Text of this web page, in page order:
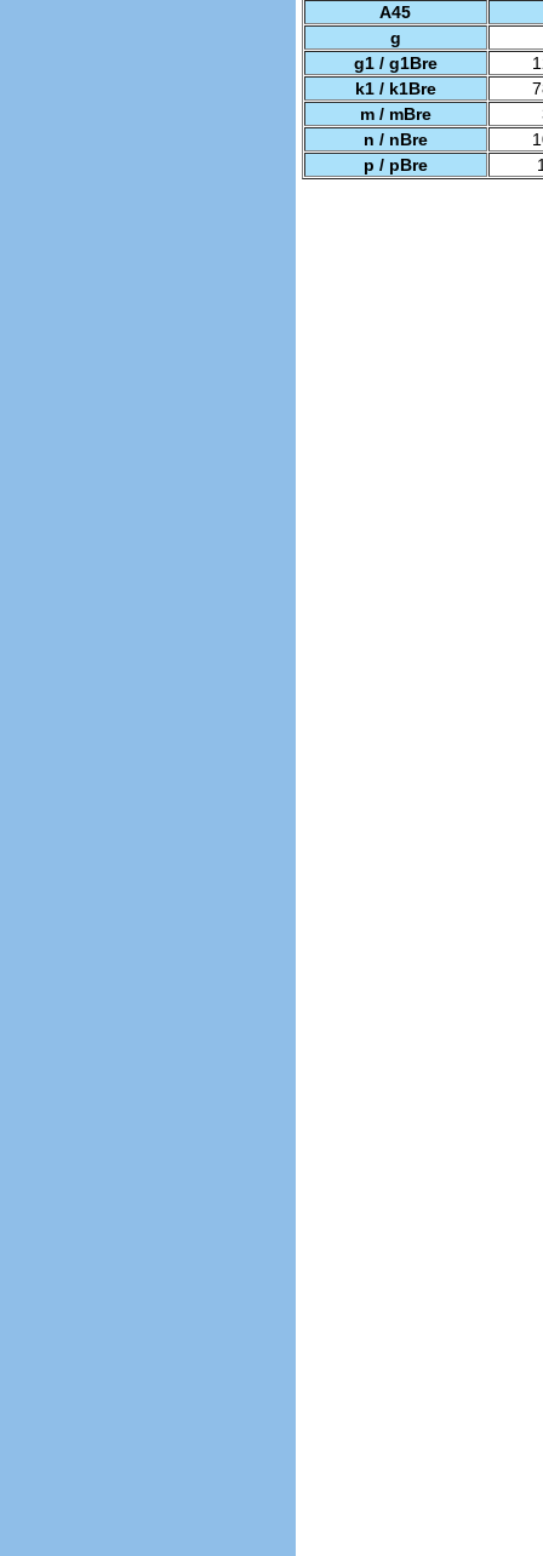
A45
g
g1 / g1Bre
k1 / k1Bre
m / mBre
n / nBre
p / pBre